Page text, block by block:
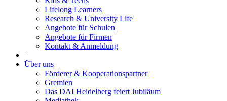
Lifelong Learners
Research & University Life
Angebote für Schulen
Angebote für Firmen
Kontakt & Anmeldung
|
Über uns
Förderer & Kooperationspartner
Gremien
Das DAI Heidelberg feiert Jubiläum